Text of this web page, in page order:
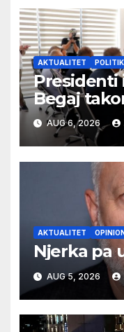
AKTUALITET
Presidenti
Begaj
shqiptare
AUG 6, 2026
AKTUALITET
Njerka pa
AUG 5, 2026